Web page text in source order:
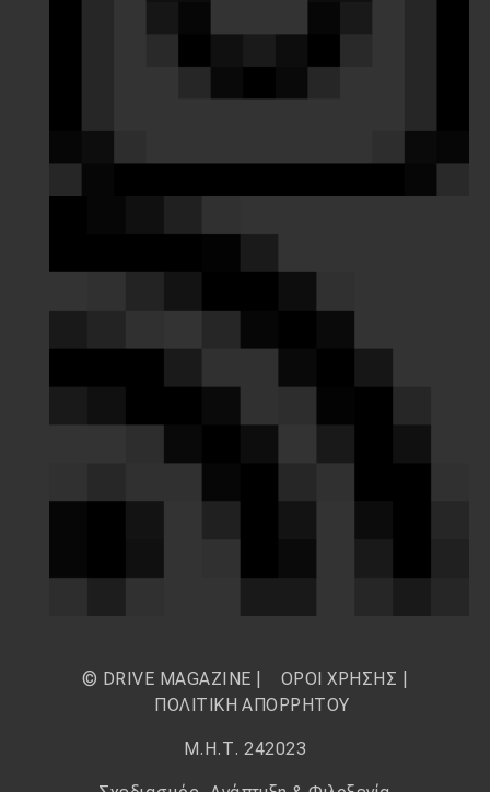
© DRIVE MAGAZINE | ΟΡΟΙ ΧΡΗΣΗΣ
ΠΟΛΙΤΙΚΗ ΑΠΟΡΡΗΤΟΥ
Μ.Η.Τ. 242023